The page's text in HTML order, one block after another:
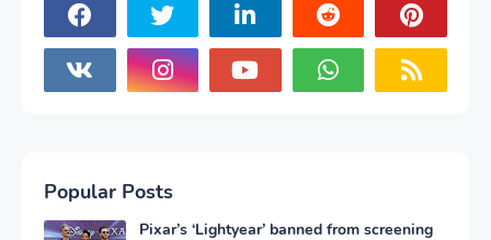
Popular Posts
Pixar’s ‘Lightyear’ banned from screening